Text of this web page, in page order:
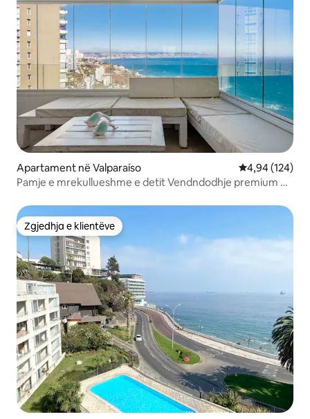
Apartament në Valparaíso Vlerësimi
4,94 (124)
Pamje e mrekullueshme e detit Vendndodhje premium në
Zgjedhja e klientëve
Zgjedhja e klientëve